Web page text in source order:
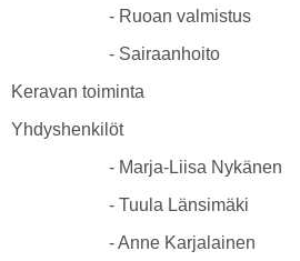
- Ruoan valmistus
- Sairaanhoito
Keravan toiminta
Yhdyshenkilöt
- Marja-Liisa Nykänen
- Tuula Länsimäki 050
- Anne Karjalainen